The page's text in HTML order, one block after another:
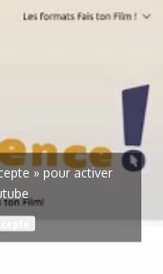
» pour activer